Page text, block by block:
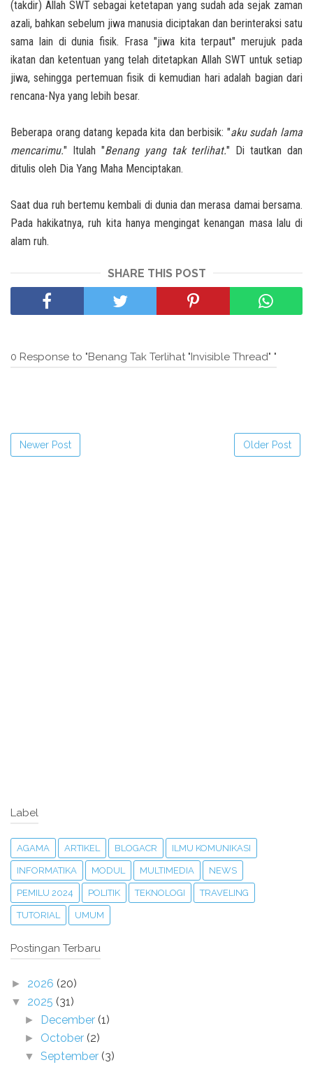
(takdir) Allah SWT sebagai ketetapan yang sudah ada sejak zaman
azali, bahkan sebelum jiwa manusia diciptakan dan berinteraksi satu
sama lain di dunia fisik. Frasa "jiwa kita terpaut" merujuk pada
ikatan dan ketentuan yang telah ditetapkan Allah SWT untuk setiap
jiwa, sehingga pertemuan fisik di kemudian hari adalah bagian dari
rencana-Nya yang lebih besar.
Beberapa orang datang kepada kita dan berbisik: "aku sudah lama
mencarimu." Itulah "Benang yang tak terlihat." Di tautkan dan
ditulis oleh Dia Yang Maha Menciptakan.
Saat dua ruh bertemu kembali di dunia dan merasa damai bersama.
Pada hakikatnya, ruh kita hanya mengingat kenangan masa lalu di
alam ruh.
SHARE THIS POST
0 Response to "Benang Tak Terlihat "Invisible Thread" "
Newer Post Older Post
Label
AGAMA ARTIKEL BLOGACR ILMU KOMUNIKASI
INFORMATIKA MODUL MULTIMEDIA NEWS
PEMILU 2024 POLITIK TEKNOLOGI TRAVELING
TUTORIAL UMUM
Postingan Terbaru
► 2026 (20)
▼ 2025 (31)
► December (1)
► October (2)
▼September (3)